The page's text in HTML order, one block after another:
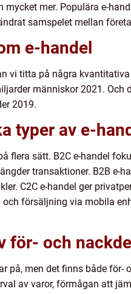
mycket mer. Populära e-
samspelet mellan
e-handel
vi titta på några
människor 2021. Och
2019.
typer av e-
flera sätt. B2C e-handel
transaktioner. B2B e-
C2C e-handel ger
försäljning via mobila
för- och
på, men det finns både
av varor, förmågan att